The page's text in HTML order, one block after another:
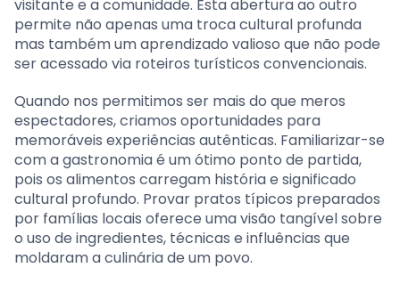
visitante e a comunidade. Esta abertura ao outro
permite não apenas uma troca cultural profunda
mas também um aprendizado valioso que não pode
ser acessado via roteiros turísticos convencionais.
Quando nos permitimos ser mais do que meros
espectadores, criamos oportunidades para
memoráveis experiências autênticas. Familiarizar-se
com a gastronomia é um ótimo ponto de partida,
pois os alimentos carregam história e significado
cultural profundo. Provar pratos típicos preparados
por famílias locais oferece uma visão tangível sobre
o uso de ingredientes, técnicas e influências que
moldaram a culinária de um povo.